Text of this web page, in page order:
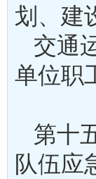
划、
交通
单位职
第十
队伍应